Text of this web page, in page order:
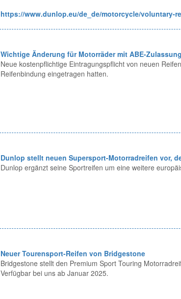
https://www.dunlop.eu/de_de/motorcycle/voluntary-
Wichtige Änderung für Motorräder mit ABE-
Neue kostenpflichtige Eintragungspflicht von neuen
Reifenbindung eingetragen hatten.
Dunlop stellt neuen Supersport-Motorradreifen vor,
Dunlop ergänzt seine Sportreifen um eine weitere
Neuer Tourensport-Reifen von Bridgestone
Bridgestone stellt den Premium Sport Touring
Verfügbar bei uns ab Januar 2025.